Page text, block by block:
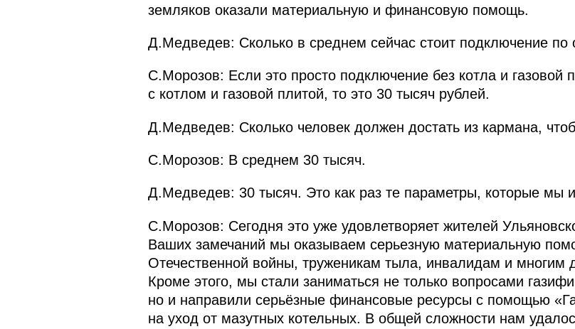
земляков оказали материальную и финансовую помощь.
Д.Медведев: Сколько в среднем сейчас стоит подключение по
С.Морозов: Если это просто подключение без котла и газовой
с котлом и газовой плитой, то это 30 тысяч рублей.
Д.Медведев: Сколько человек должен достать из кармана,
С.Морозов: В среднем 30 тысяч.
Д.Медведев: 30 тысяч. Это как раз те параметры, которые мы
С.Морозов: Сегодня это уже удовлетворяет жителей
Ваших замечаний мы оказываем серьезную материальную
Отечественной войны, труженикам тыла, инвалидам и многим
Кроме этого, мы стали заниматься не только вопросами
но и направили серьёзные финансовые ресурсы с помощью
на уход от мазутных котельных. В общей сложности нам